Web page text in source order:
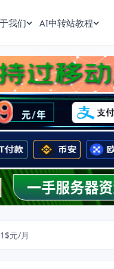
我们 AI中转站教程
元/月